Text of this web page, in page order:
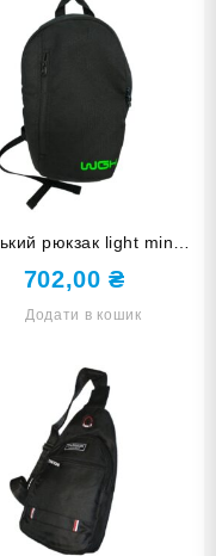
рюкзак light mini
L1002
702,00₴
Додати в кошик